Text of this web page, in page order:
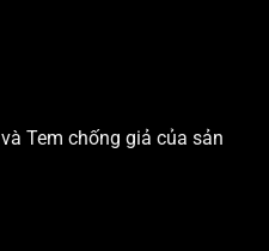
Tem chống giả của sản